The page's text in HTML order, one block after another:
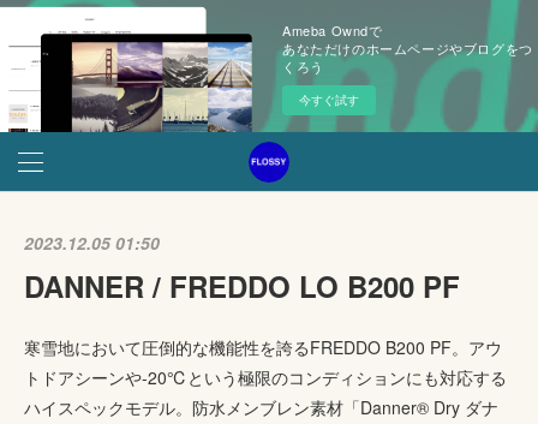
Ameba Owndで
あなただけのホームページやブログをつ
くろう
今すぐ試す
2023.12.05 01:50
DANNER / FREDDO LO B200 PF
寒雪地において圧倒的な機能性を誇るFREDDO B200 PF。アウ
トドアシーンや-20℃という極限のコンディションにも対応する
ハイスペックモデル。防水メンブレン素材「Danner® Dry ダナ